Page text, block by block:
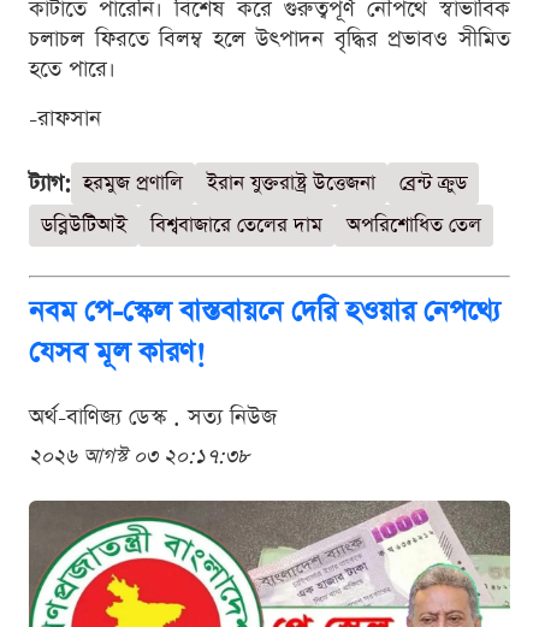
কাটাতে পারেনি। বিশেষ করে গুরুত্বপূর্ণ নৌপথে স্বাভাবিক
চলাচল ফিরতে বিলম্ব হলে উৎপাদন বৃদ্ধির প্রভাবও সীমিত
হতে পারে।
-রাফসান
ট্যাগ: হরমুজ প্রণালি ইরান যুক্তরাষ্ট্র উত্তেজনা
ব্রেন্ট ক্রুড
ডব্লিউটিআই
বিশ্ববাজারে তেলের দাম অপরিশোধিত তেল
নবম পে-স্কেল বাস্তবায়নে দেরি হওয়ার নেপথ্যে
যেসব মূল কারণ!
অর্থ-বাণিজ্য ডেস্ক . সত্য নিউজ
২০২৬ আগস্ট ০৩ ২০:১৭:৩৮